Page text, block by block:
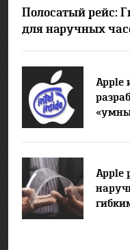
Полосатый рейс:
для наручных
Apple
Apple